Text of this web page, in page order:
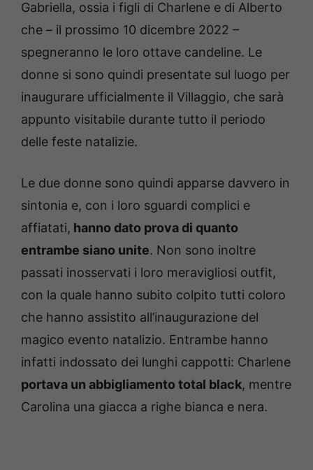
Gabriella, ossia i figli di Charlene e di Alberto
che – il prossimo 10 dicembre 2022 –
spegneranno le loro ottave candeline. Le
donne si sono quindi presentate sul luogo per
inaugurare ufficialmente il Villaggio, che sarà
appunto visitabile durante tutto il periodo
delle feste natalizie.
Le due donne sono quindi apparse davvero in
sintonia e, con i loro sguardi complici e
affiatati, hanno dato prova di quanto
entrambe siano unite. Non sono inoltre
passati inosservati i loro meravigliosi outfit,
con la quale hanno subito colpito tutti coloro
che hanno assistito all’inaugurazione del
magico evento natalizio. Entrambe hanno
infatti indossato dei lunghi cappotti: Charlene
portava un abbigliamento total black, mentre
Carolina una giacca a righe bianca e nera.